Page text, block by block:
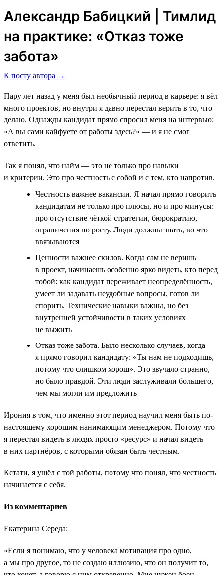
Александр Бабицкий | Тимлид
на практике: «Отказ тоже
забота»
К посту автора →
Пару лет назад у меня был необычный период в карьере: я вёл
много проектов, но внутри я давно перестал верить в то, что
делаю. Однажды кандидат прямо спросил меня на интервью:
«А вы сами кайфуете от работы здесь?» — и я не смог
ответить.
Так я понял, что найм — это не только про навыки
и критерии. Это про честность с собой и с тем, кто напротив.
Честность важнее вакансии. Я начал прямо говорить
кандидатам не только про плюсы, но и про минусы:
про отсутствие чёткой стратегии, бюрократию,
ограничения по росту. Люди должны знать, во что
ввязываются
Ценности важнее скилов. Когда сам не веришь
в проект, начинаешь особенно ярко видеть, кто перед
тобой: как кандидат переживает неопределённость,
умеет ли задавать неудобные вопросы, готов ли
спорить. Технические навыки важны, но без
внутренней устойчивости в таких условиях
не выжить
Отказ тоже забота. Было несколько случаев, когда
я прямо говорил кандидату: «Ты нам не подходишь,
потому что слишком хорош». Это звучало странно,
но было правдой. Эти люди заслуживали большего,
чем мы могли им предложить
Ирония в том, что именно этот период научил меня быть по-
настоящему хорошим нанимающим менеджером. Потому что
я перестал видеть в людях просто «ресурс» и начал видеть
в них партнёров, с которыми обязан быть честным.
Кстати, я ушёл с той работы, потому что понял, что честность
начинается с себя.
Из комментариев
Екатерина Середа:
«Если я понимаю, что у человека мотивация про одно,
а мы про другое, то не создаю иллюзию, что он получит то,